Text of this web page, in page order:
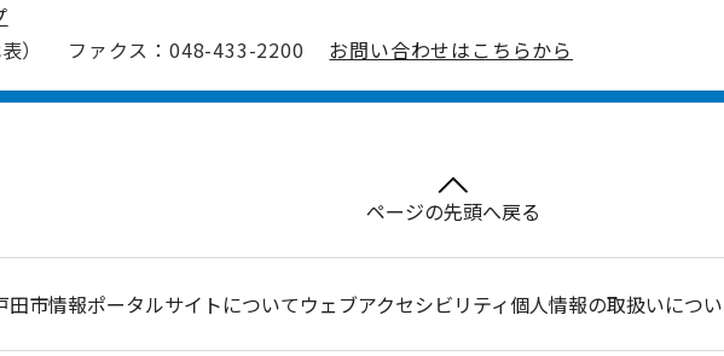
）
ファクス：048-433-2200 お問い合わせはこちらから
ページの先頭へ戻る
田市情報ポータルサイトについてウェブアクセシビリティ個人情報の取扱いにつ